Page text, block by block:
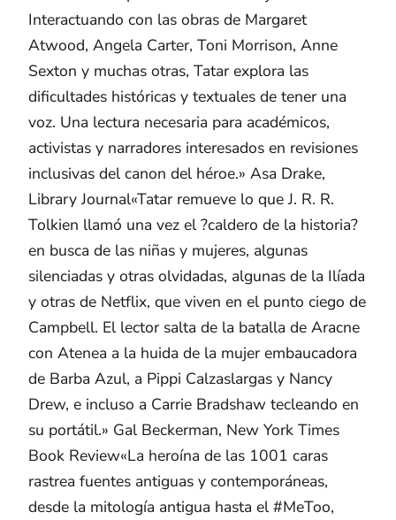
Interactuando con las obras de Margaret
Atwood, Angela Carter, Toni Morrison, Anne
Sexton y muchas otras, Tatar explora las
dificultades históricas y textuales de tener una
voz. Una lectura necesaria para académicos,
activistas y narradores interesados en revisiones
inclusivas del canon del héroe.» Asa Drake,
Library Journal«Tatar remueve lo que J. R. R.
Tolkien llamó una vez el ?caldero de la historia?
en busca de las niñas y mujeres, algunas
silenciadas y otras olvidadas, algunas de la Ilíada
y otras de Netflix, que viven en el punto ciego de
Campbell. El lector salta de la batalla de Aracne
con Atenea a la huida de la mujer embaucadora
de Barba Azul, a Pippi Calzaslargas y Nancy
Drew, e incluso a Carrie Bradshaw tecleando en
su portátil.» Gal Beckerman, New York Times
Book Review«La heroína de las 1001 caras
rastrea fuentes antiguas y contemporáneas,
desde la mitología antigua hasta el #MeToo,